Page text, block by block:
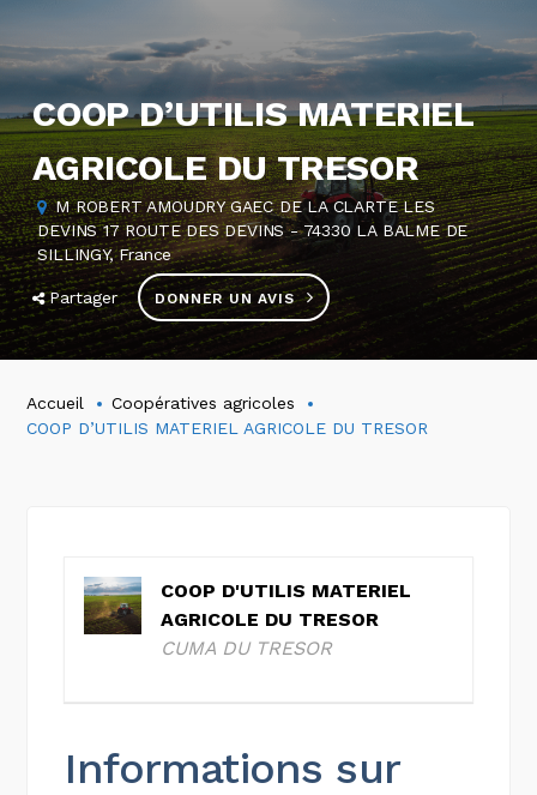
COOP D’UTILIS MATERIEL
AGRICOLE DU TRESOR
M ROBERT AMOUDRY GAEC DE LA CLARTE LES
DEVINS 17 ROUTE DES DEVINS - 74330 LA BALME DE
SILLINGY, France
Partager DONNER UN AVIS
Accueil
Coopératives agricoles
COOP D’UTILIS MATERIEL AGRICOLE DU TRESOR
COOP D'UTILIS MATERIEL
AGRICOLE DU TRESOR
CUMA DU TRESOR
Informations sur